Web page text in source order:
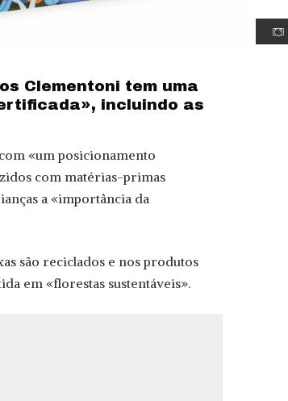
Clementoni tem uma
incluindo as
«um posicionamento
com matérias-primas
a «importância da
são reciclados e nos produtos
em «florestas sustentáveis».